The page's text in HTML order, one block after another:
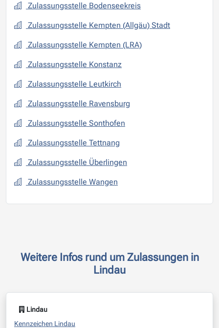
Zulassungsstelle Bodenseekreis
Zulassungsstelle Kempten (Allgäu) Stadt
Zulassungsstelle Kempten (LRA)
Zulassungsstelle Konstanz
Zulassungsstelle Leutkirch
Zulassungsstelle Ravensburg
Zulassungsstelle Sonthofen
Zulassungsstelle Tettnang
Zulassungsstelle Überlingen
Zulassungsstelle Wangen
Weitere Infos rund um Zulassungen in
Lindau
Lindau
Kennzeichen Lindau